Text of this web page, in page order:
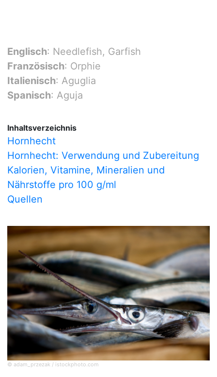
Englisch: Needlefish, Garfish
Französisch: Orphie
Italienisch: Aguglia
Spanisch: Aguja
Inhaltsverzeichnis
Hornhecht
Hornhecht: Verwendung und Zubereitung
Kalorien, Vitamine, Mineralien und
Nährstoffe pro 100 g/ml
Quellen
© adam_przezak / istockphoto.com